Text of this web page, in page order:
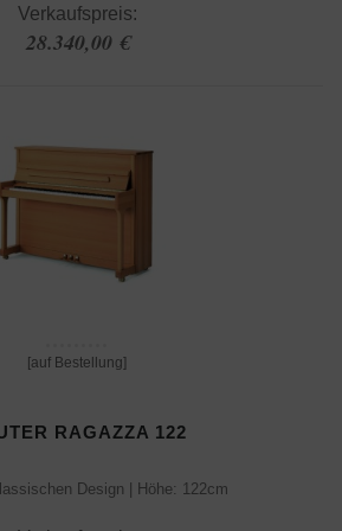
Verkaufspreis:
28.340,00 €
[auf Bestellung]
RAGAZZA 122
Design | Höhe: 122cm